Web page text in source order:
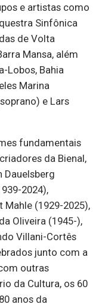
e artistas como
Sinfônica
de Volta
Mansa, além
Lobos, Bahia
Marina
e Lars
fundamentais
da Bienal,
Dauelsberg
2024),
Mahle (1929-2025),
Oliveira (1945-),
Villani-Cortês
junto com a
outras
da Cultura, os 60
anos da